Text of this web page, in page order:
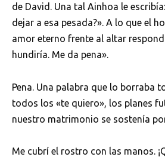
de David. Una tal Ainhoa le
dejar a esa pesada?». A lo que el
amor eterno frente al altar
hundiría. Me da pena».
Pena. Una palabra que lo borraba
todos los «te quiero», los planes
nuestro matrimonio se sostenía
Me cubrí el rostro con las manos.